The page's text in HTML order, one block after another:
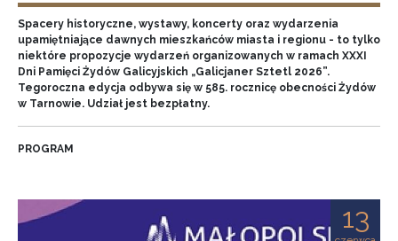
Spacery historyczne, wystawy, koncerty oraz wydarzenia
upamiętniające dawnych mieszkańców miasta i regionu - to tylko
niektóre propozycje wydarzeń organizowanych w ramach XXXI
Dni Pamięci Żydów Galicyjskich „Galicjaner Sztetl 2026”.
Tegoroczna edycja odbywa się w 585. rocznicę obecności Żydów
w Tarnowie. Udział jest bezpłatny.
PROGRAM
13